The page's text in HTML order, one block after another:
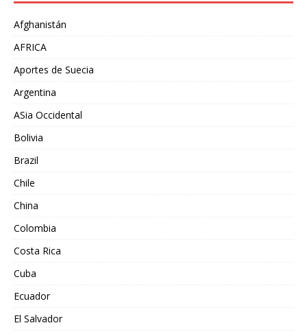
Afghanistán
AFRICA
Aportes de Suecia
Argentina
ASia Occidental
Bolivia
Brazil
Chile
China
Colombia
Costa Rica
Cuba
Ecuador
El Salvador